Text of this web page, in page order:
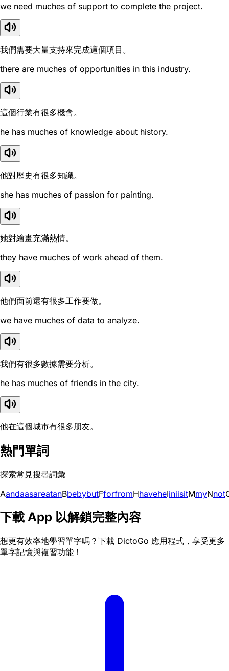
we need muches of support to complete the project.
我們需要大量支持來完成這個項目。
there are muches of opportunities in this industry.
這個行業有很多機會。
he has muches of knowledge about history.
他對歷史有很多知識。
she has muches of passion for painting.
她對繪畫充滿熱情。
they have muches of work ahead of them.
他們面前還有很多工作要做。
we have muches of data to analyze.
我們有很多數據需要分析。
he has muches of friends in the city.
他在這個城市有很多朋友。
熱門單詞
探索常見搜尋詞彙
AandaasareatanBbebybutFforfromHhaveheIiniisitMmyNnot
下載 App 以解鎖完整內容
想更有效率地學習單字嗎？下載 DictoGo 應用程式，享受更多
單字記憶與複習功能！